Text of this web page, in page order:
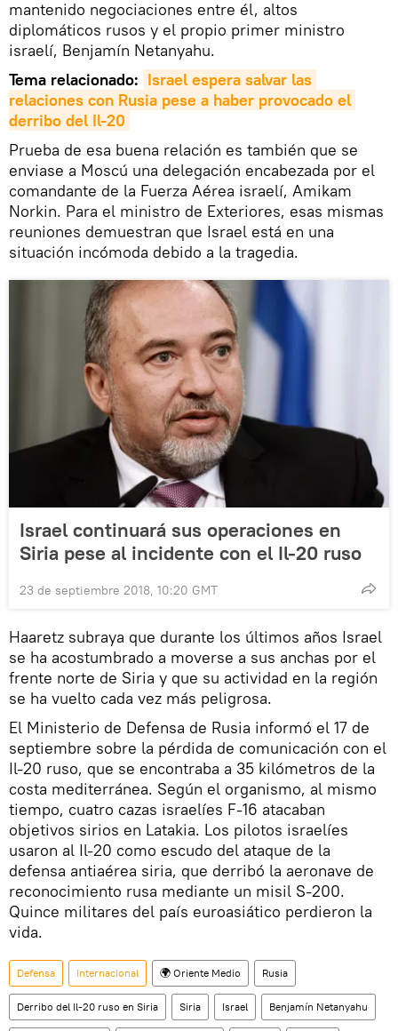
mantenido negociaciones entre él, altos
diplomáticos rusos y el propio primer ministro
israelí, Benjamín Netanyahu.
Tema relacionado: Israel espera salvar las
relaciones con Rusia pese a haber provocado el
derribo del Il-20
Prueba de esa buena relación es también que se
enviase a Moscú una delegación encabezada por el
comandante de la Fuerza Aérea israelí, Amikam
Norkin. Para el ministro de Exteriores, esas mismas
reuniones demuestran que Israel está en una
situación incómoda debido a la tragedia.
Israel continuará sus operaciones en
Siria pese al incidente con el Il-20 ruso
23 de septiembre 2018, 10:20 GMT
Haaretz subraya que durante los últimos años Israel
se ha acostumbrado a moverse a sus anchas por el
frente norte de Siria y que su actividad en la región
se ha vuelto cada vez más peligrosa.
El Ministerio de Defensa de Rusia informó el 17 de
septiembre sobre la pérdida de comunicación con el
Il-20 ruso, que se encontraba a 35 kilómetros de la
costa mediterránea. Según el organismo, al mismo
tiempo, cuatro cazas israelíes F-16 atacaban
objetivos sirios en Latakia. Los pilotos israelíes
usaron al Il-20 como escudo del ataque de la
defensa antiaérea siria, que derribó la aeronave de
reconocimiento rusa mediante un misil S-200.
Quince militares del país euroasiático perdieron la
vida.
Defensa Internacional 🌍 Oriente Medio Rusia
Derribo del Il-20 ruso en Siria Siria Israel Benjamín Netanyahu